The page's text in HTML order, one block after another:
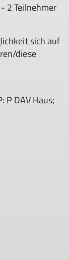
- 2 Teilnehmer
sich auf
diese
P DAV Haus;